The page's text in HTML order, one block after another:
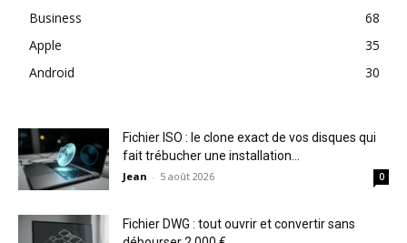
Business
68
Apple
35
Android
30
Fichier ISO : le clone exact de vos disques qui
fait trébucher une installation...
Jean - 5 août 2026 0
Fichier DWG : tout ouvrir et convertir sans